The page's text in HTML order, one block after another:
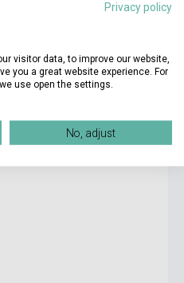
Niveaustufe B1
Privacy policy
visitor data, to improve our website,
you a great website experience. For
use open the settings.
No, adjust